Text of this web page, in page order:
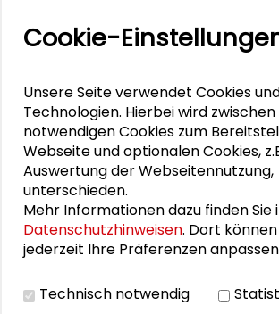
Am 14. März 2023 nahm
im Rahmen der Veranstaltung
Bürgerpartizipation zur
Mikromobilität"an der
"Digitale Partizipation - Hype
praxistauglich?" im Schader-
Personen im
Eva Klien
Cookie-
Unsere Seite verwendet Cookies
Technologien. Hierbei wird
notwendigen Cookies zum
Webseite und optionalen Cookies,
Auswertung der Webseitennutzung,
unterschieden.
Mehr Informationen dazu finden Sie
Datenschutzhinweisen. Dort
jederzeit Ihre Präferenzen
Technisch notwendig